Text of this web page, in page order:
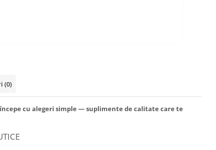
(0)
cu alegeri simple — suplimente de calitate care te